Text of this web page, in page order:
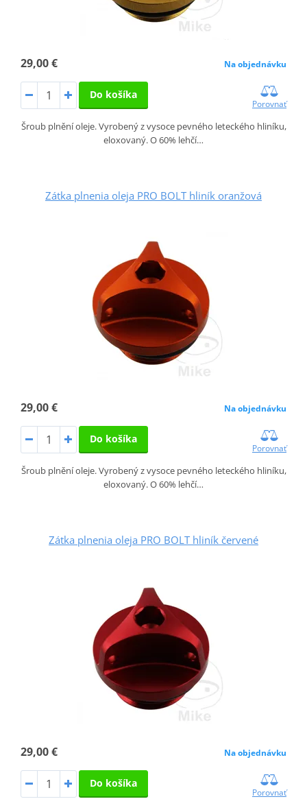
29,00 € Na objednávku
Do košíka
Porovnať
Šroub plnění oleje. Vyrobený z vysoce pevného leteckého hliníku,
eloxovaný. O 60% lehčí…
Zátka plnenia oleja PRO BOLT hliník oranžová
29,00 € Na objednávku
Do košíka
Porovnať
Šroub plnění oleje. Vyrobený z vysoce pevného leteckého hliníku,
eloxovaný. O 60% lehčí…
Zátka plnenia oleja PRO BOLT hliník červené
29,00 € Na objednávku
Do košíka
Porovnať